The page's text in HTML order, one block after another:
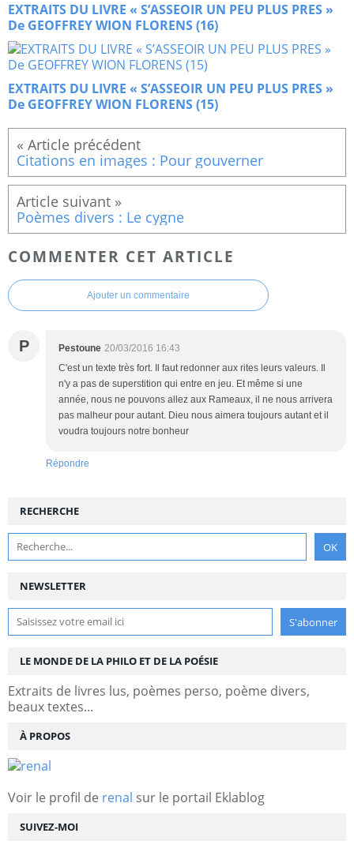
EXTRAITS DU LIVRE « S’ASSEOIR UN PEU PLUS PRES »
De GEOFFREY WION FLORENS (16)
EXTRAITS DU LIVRE « S’ASSEOIR UN PEU PLUS PRES »
De GEOFFREY WION FLORENS (15)
Citations en images : Pour gouverner
Poèmes divers : Le cygne
COMMENTER CET ARTICLE
Ajouter un commentaire
P Pestoune 20/03/2016 16:43
C'est un texte très fort. Il faut redonner aux rites leurs valeurs. Il
n'y a pas de superstition qui entre en jeu. Et même si une
année, nous ne pouvons allez aux Rameaux, il ne nous arrivera
pas malheur pour autant. Dieu nous aimera toujours autant et il
voudra toujours notre bonheur
Répondre
NEWSLETTER
SUIVEZ-MOI
RECHERCHE
LE MONDE DE LA PHILO ET DE LA POÉSIE
Extraits de livres lus, poèmes perso, poème divers,
beaux textes...
À PROPOS
Voir le profil de renal sur le portail Eklablog